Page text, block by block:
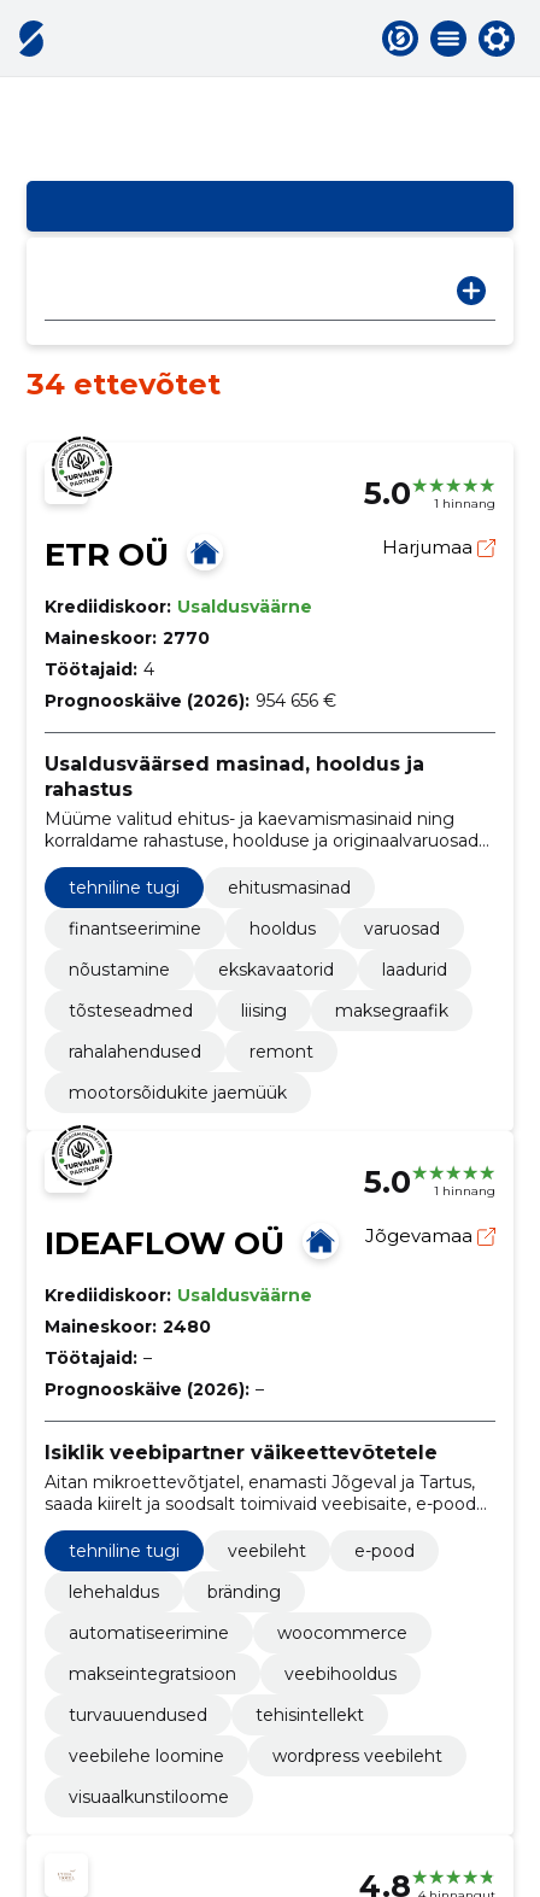
34 ettevõtet
5.0 1 hinnang
ETR OÜ Harjumaa
Krediidiskoor: Usaldusväärne
Maineskoor: 2770
Töötajaid: 4
Prognooskäive (2026): 954 656 €
Usaldusväärsed masinad, hooldus ja
rahastus
Müüme valitud ehitus- ja kaevamismasinaid ning
korraldame rahastuse, hoolduse ja originaalvaruosade
tarne. Anname personaalse nõu, et valida õige masin
ja vähendada seisakuid.
tehniline tugi
ehitusmasinad
finantseerimine
hooldus
varuosad
nõustamine
ekskavaatorid
laadurid
tõsteseadmed
liising
maksegraafik
rahalahendused
remont
mootorsõidukite jaemüük
5.0 1 hinnang
IDEAFLOW OÜ Jõgevamaa
Krediidiskoor: Usaldusväärne
Maineskoor: 2480
Töötajaid: –
Prognooskäive (2026): –
Isiklik veebipartner väikeettevõtetele
Aitan mikroettevõtjatel, enamasti Jõgeval ja Tartus,
saada kiirelt ja soodsalt toimivaid veebisaite, e-poode,
Pakun ka veebihooldust, otsingumootori
optimeerimist (SEO) ja kiiret tehnilist tuge
digimaailmas.
tehniline tugi veebileht
e-pood
lehehaldus
bränding
automatiseerimine
woocommerce
makseintegratsioon
veebihooldus
turvauuendused
tehisintellekt
veebilehe loomine
wordpress veebileht
visuaalkunstiloome
4.8